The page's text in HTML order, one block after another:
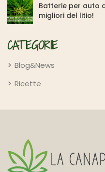
Batterie per auto
migliori del litio!
CATEGORIE
Blog&News
Ricette